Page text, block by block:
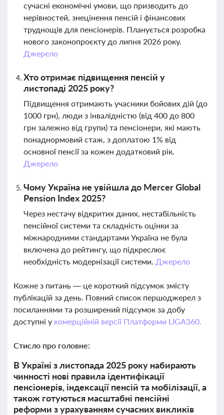
сучасні економічні умови, що призводить до
нерівностей, знецінення пенсій і фінансових
труднощів для пенсіонерів. Планується розробка
нового законопроєкту до липня 2026 року.
Джерело
Хто отримає підвищення пенсій у
листопаді 2025 року?
Підвищення отримають учасники бойових дій (до
1000 грн), люди з інвалідністю (від 400 до 800
грн залежно від групи) та пенсіонери, які мають
понаднормовий стаж, з доплатою 1% від
основної пенсії за кожен додатковий рік.
Джерело
Чому Україна не увійшла до Mercer Global
Pension Index 2025?
Через нестачу відкритих даних, нестабільність
пенсійної системи та складність оцінки за
міжнародними стандартами Україна не була
включена до рейтингу, що підкреслює
необхідність модернізації системи. Джерело
Кожне з питань — це короткий підсумок змісту
публікацій за день. Повний список першоджерел з
посиланнями та розширений підсумок за добу
доступні у комерційній версії Платформи LIGA360.
Стисло про головне:
В Україні з листопада 2025 року набирають
чинності нові правила ідентифікації
пенсіонерів, індексації пенсій та мобілізації, а
також готуються масштабні пенсійні
реформи з урахуванням сучасних викликів